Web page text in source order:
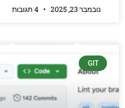
נובמבר 23, 2025
GIT